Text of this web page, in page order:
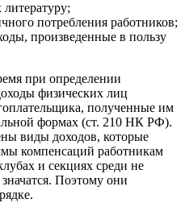
потребления работников;
произведенные в пользу
при определении
физических лиц
полученные им
формах (ст. 210 НК РФ).
виды доходов, которые
компенсаций работникам
и секциях среди не
Поэтому они